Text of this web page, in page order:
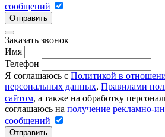
сообщений
Отправить
Заказать звонок
Имя
Телефон
Я соглашаюсь с Политикой в
персональных данных, Правилами
сайтом, а также на обработку
соглашаюсь на получение рекламно-
сообщений
Отправить